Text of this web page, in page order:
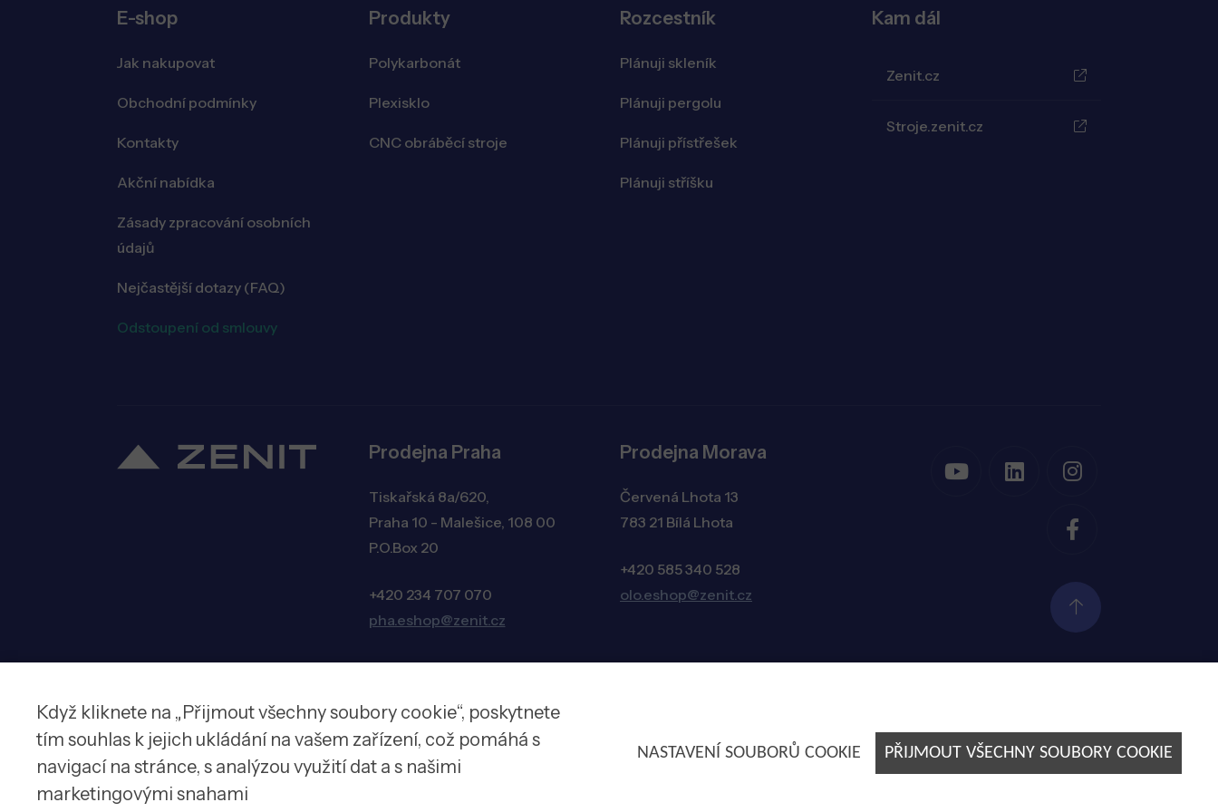
E-shop
Jak nakupovat
Obchodní podmínky
Kontakty
Akční nabídka
Zásady zpracování osobních
údajů
Nejčastější dotazy (FAQ)
Odstoupení od smlouvy
Produkty
Polykarbonát
Plexisklo
CNC obráběcí stroje
Rozcestník
Plánuji skleník
Plánuji pergolu
Plánuji přístřešek
Plánuji stříšku
Kam dál
Zenit.cz
Stroje.zenit.cz
Prodejna Praha
Tiskařská 8a/620,
Praha 10 - Malešice, 108 00
P.O.Box 20
+420 234 707 070
pha.eshop@zenit.cz
Prodejna Morava
Červená Lhota 13
783 21 Bílá Lhota
+420 585 340 528
olo.eshop@zenit.cz
© 2026 Zenit spol. s r.o. Tvorba webových stránek byE-SOLUTIONS
Když kliknete na „Přijmout všechny soubory cookie“, poskytnete
tím souhlas k jejich ukládání na vašem zařízení, což pomáhá s
navigací na stránce, s analýzou využití dat a s našimi
marketingovými snahami
NASTAVENÍ SOUBORŮ COOKIE PŘIJMOUT VŠECHNY SOUBORY COOKIE